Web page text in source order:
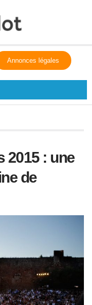
Annonces légales
2015 : une
de